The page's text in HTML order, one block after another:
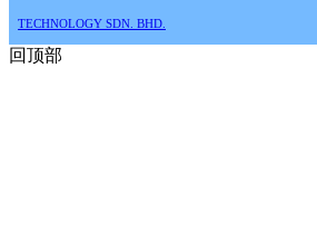
TECHNOLOGY SDN. BHD.
回顶部